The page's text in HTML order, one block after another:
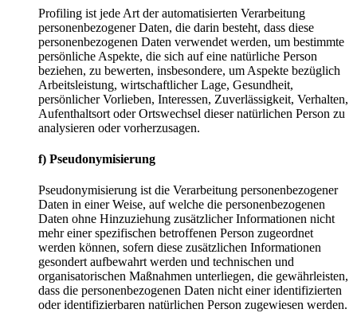
Profiling ist jede Art der automatisierten Verarbeitung
personenbezogener Daten, die darin besteht, dass diese
personenbezogenen Daten verwendet werden, um bestimmte
persönliche Aspekte, die sich auf eine natürliche Person
beziehen, zu bewerten, insbesondere, um Aspekte bezüglich
Arbeitsleistung, wirtschaftlicher Lage, Gesundheit,
persönlicher Vorlieben, Interessen, Zuverlässigkeit, Verhalten,
Aufenthaltsort oder Ortswechsel dieser natürlichen Person zu
analysieren oder vorherzusagen.
f) Pseudonymisierung
Pseudonymisierung ist die Verarbeitung personenbezogener
Daten in einer Weise, auf welche die personenbezogenen
Daten ohne Hinzuziehung zusätzlicher Informationen nicht
mehr einer spezifischen betroffenen Person zugeordnet
werden können, sofern diese zusätzlichen Informationen
gesondert aufbewahrt werden und technischen und
organisatorischen Maßnahmen unterliegen, die gewährleisten,
dass die personenbezogenen Daten nicht einer identifizierten
oder identifizierbaren natürlichen Person zugewiesen werden.